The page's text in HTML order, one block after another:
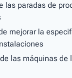
las paradas de
mejorar la
las máquinas de